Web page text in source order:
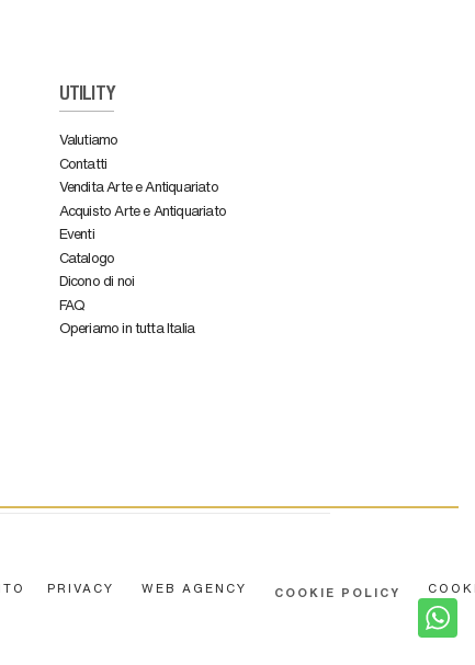
UTILITY
Valutiamo
Contatti
Vendita Arte e Antiquariato
Acquisto Arte e Antiquariato
Eventi
Catalogo
Dicono di noi
FAQ
Operiamo in tutta Italia
PRIVACY WEB AGENCY COOKIE POLICY